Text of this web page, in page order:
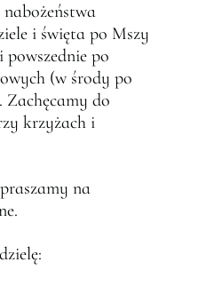
i święta po Mszy
powszednie po
(w środy po
Zachęcamy do
krzyżach i
na